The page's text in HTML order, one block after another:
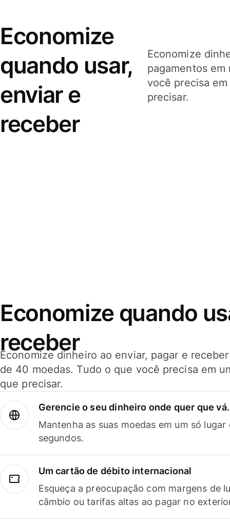
Economize
quando usar,
enviar e
receber
Economize
pagamentos
você precisa
precisar.
Economize quando
receber
Economize dinheiro ao enviar, pagar e
de 40 moedas. Tudo o que você precisa em
que precisar.
Gerencie o seu dinheiro onde quer que vá.
Mantenha as suas moedas em um só
segundos.
Um cartão de débito internacional
Esqueça a preocupação com margens de
câmbio ou tarifas altas ao pagar no